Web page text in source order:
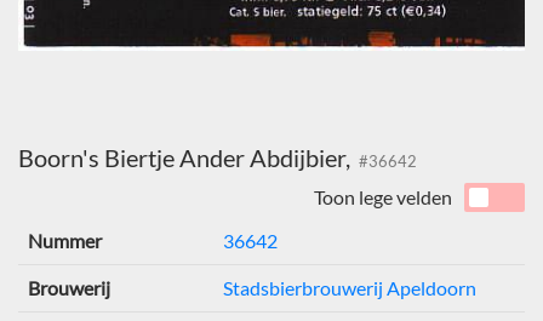
Boorn's Biertje Ander Abdijbier, #36642
Toon lege velden
Nummer
36642
Brouwerij Stadsbierbrouwerij Apeldoorn